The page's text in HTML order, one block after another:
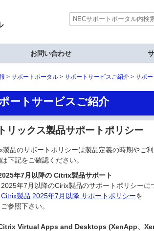
お問い合わせ
サポートポータル サポートサービスご紹介 サポ
ートサービスご紹介
リックス製品サポートポリシー
製品のサポートポリシーは製品定義の時期やご
下記をご確認ください。
年7月以降の Citrix製品サポート
年7月以降のCirix製品のサポートポリシーに
Citrix製品 2025年7月以降 サポートポリシーを
照下さい。
Virtual Apps and Desktops (XenApp、